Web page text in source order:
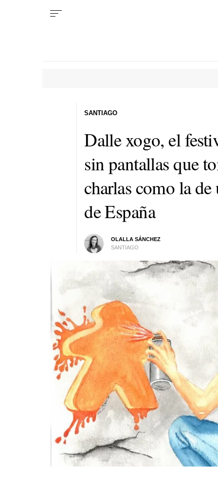
Dalle xogo, el
sin pantallas que
charlas como la
de España
OLALLA SÁNCHEZ
SANTIAGO
SANTIAGO